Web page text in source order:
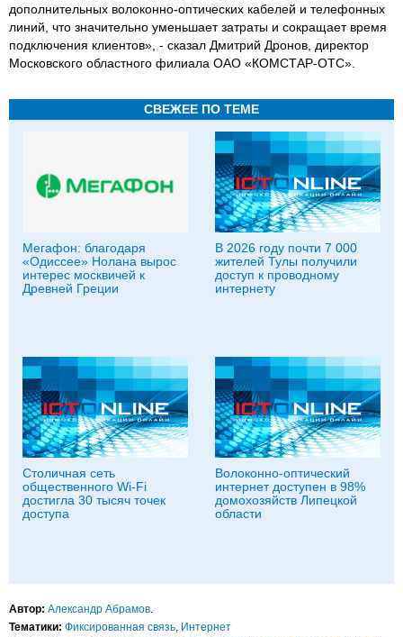
дополнительных волоконно-оптических кабелей и телефонных
линий, что значительно уменьшает затраты и сокращает время
подключения клиентов», - сказал Дмитрий Дронов, директор
Московского областного филиала ОАО «КОМСТАР-ОТС».
СВЕЖЕЕ ПО ТЕМЕ
Мегафон: благодаря
«Одиссее» Нолана вырос
интерес москвичей к
Древней Греции
В 2026 году почти 7 000
жителей Тулы получили
доступ к проводному
интернету
Столичная сеть
общественного Wi-Fi
достигла 30 тысяч точек
доступа
Волоконно-оптический
интернет доступен в 98%
домохозяйств Липецкой
области
Автор: Александр Абрамов
Тематики: Фиксированная связь Интернет